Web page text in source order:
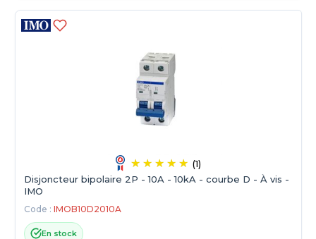
(1)
Disjoncteur bipolaire 2P - 10A - 10kA - courbe D - À vis -
IMO
Code : IMOB10D2010A
En stock